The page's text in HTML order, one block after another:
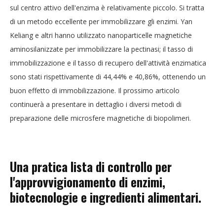
sul centro attivo dell'enzima è relativamente piccolo. Si tratta
di un metodo eccellente per immobilizzare gli enzimi. Yan
Keliang e altri hanno utilizzato nanoparticelle magnetiche
aminosilanizzate per immobilizzare la pectinasi; il tasso di
immobilizzazione e il tasso di recupero dell'attività enzimatica
sono stati rispettivamente di 44,44% e 40,86%, ottenendo un
buon effetto di immobilizzazione. Il prossimo articolo
continuerà a presentare in dettaglio i diversi metodi di
preparazione delle microsfere magnetiche di biopolimeri.
Una pratica lista di controllo per
l'approvvigionamento di enzimi,
biotecnologie e ingredienti alimentari.